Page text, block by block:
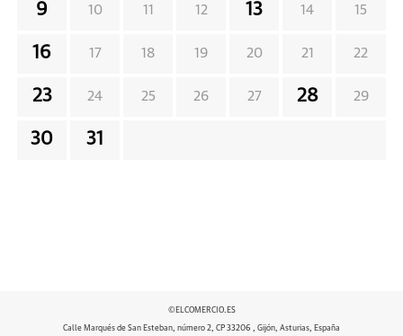
9 10 11 12 13 14 15
16 17 18 19 20 21 22
23 24 25 26 27 28 29
30 31
©ELCOMERCIO.ES
Calle Marqués de San Esteban, número 2, CP 33206 , Gijón, Asturias, España